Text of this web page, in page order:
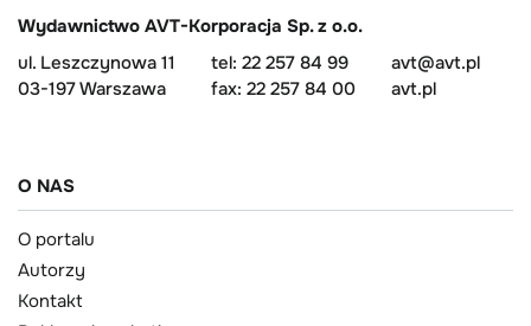
Wydawnictwo AVT-Korporacja Sp. z o.o.
ul. Leszczynowa 11
03-197 Warszawa
tel: 22 257 84 99
fax: 22 257 84 00
avt@avt.pl
avt.pl
O NAS
O portalu
Autorzy
Kontakt